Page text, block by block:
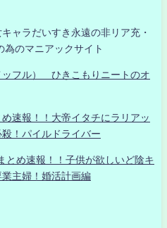
ャラだいすき永遠の非リア充・
のマニアックサイト
ッフル） ひきこもりニートのオ
速報！！大帝イタチにラリアッ
！パイルドライバー
とめ速報！！子供が欲しいど陰キ
主婦！婚活計画編